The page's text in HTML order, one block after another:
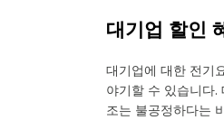
대기업 할인
대기업에 대한 전기
야기할 수 있습니다
조는 불공정하다는